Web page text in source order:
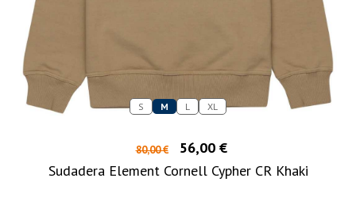
S M L XL
80,00 €
56,00 €
Sudadera Element Cornell Cypher CR Khaki